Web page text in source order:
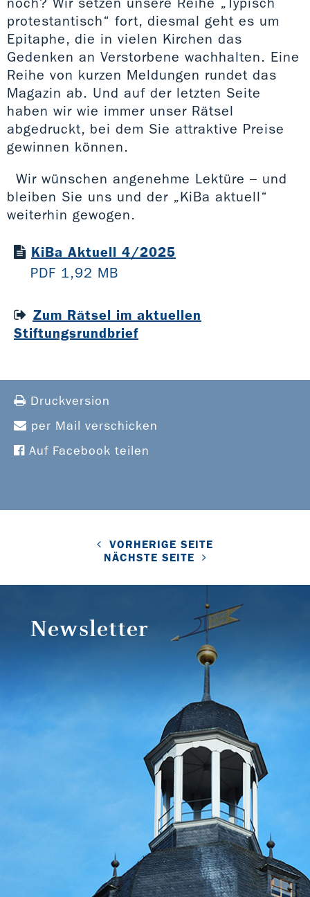
protestantisch“ fort, diesmal geht es um
Epitaphe, die in vielen Kirchen das
Gedenken an Verstorbene wachhalten. Eine
Reihe von kurzen Meldungen rundet das
Magazin ab. Und auf der letzten Seite
haben wir wie immer unser Rätsel
abgedruckt, bei dem Sie attraktive Preise
gewinnen können.
Wir wünschen angenehme Lektüre – und
bleiben Sie uns und der „KiBa aktuell“
weiterhin gewogen.
KiBa Aktuell 4/2025
PDF 1,92 MB
Zum Rätsel im aktuellen
Stiftungsrundbrief
Druckversion
per Mail verschicken
Auf Facebook teilen
VORHERIGE SEITE
NÄCHSTE SEITE
Newsletter